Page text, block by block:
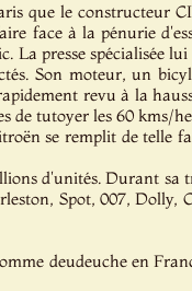
que le constructeur
face à la pénurie
La presse spécialisée
Son moteur, un
revu à la
de tutoyer les 60 kms/
se remplit de telle
d'unités. Durant sa
Spot, 007, Dolly,
deudeuche en